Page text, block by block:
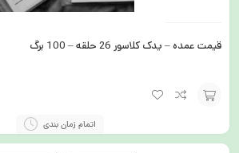
قیمت عمده – یدک کلاسور 26 حلقه – 100 برگ
به
اتمام زمان بندی